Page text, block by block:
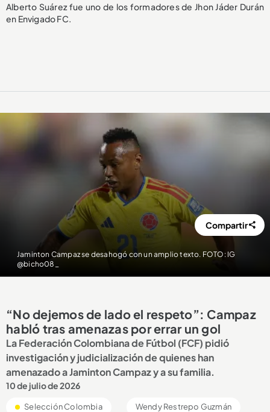
Alberto Suárez fue uno de los formadores de Jhon Jáder Durán
en Envigado FC.
Jaminton Campaz se desahogó con un amplio texto. FOTO: IG
@bicho08_
Compartir
“No dejemos de lado el respeto”: Campaz
habló tras amenazas por errar un gol
La Federación Colombiana de Fútbol (FCF) pidió
investigación y judicialización de quienes han
amenazado a Jaminton Campaz y a su familia.
10 de julio de 2026
Selección Colombia Wendy Restrepo Guzmán